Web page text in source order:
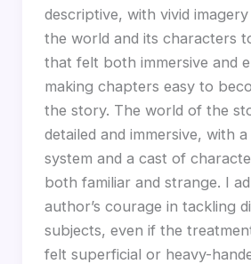
descriptive, with vivid
the world and its characters
that felt both immersive and
making chapters easy to
the story. The world of the
detailed and immersive, with
system and a cast of
both familiar and strange. I
author’s courage in tackling
subjects, even if the
felt superficial or heavy-